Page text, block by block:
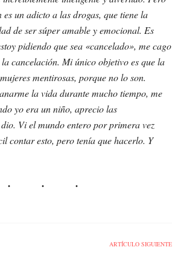
es un adicto a las drogas, que tiene la
de ser súper amable y emocional. Es
pidiendo que sea «cancelado», me cago
la cancelación. Mi único objetivo es que la
mentirosas, porque no lo son.
la vida durante mucho tiempo, me
yo era un niño, aprecio las
Vi el mundo entero por primera vez
contar esto, pero tenía que hacerlo. Y
ARTÍCULO SIGUIENTE